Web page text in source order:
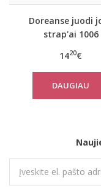
Doreanse juodi
strap'ai 1006
1420€
DAUGIAU